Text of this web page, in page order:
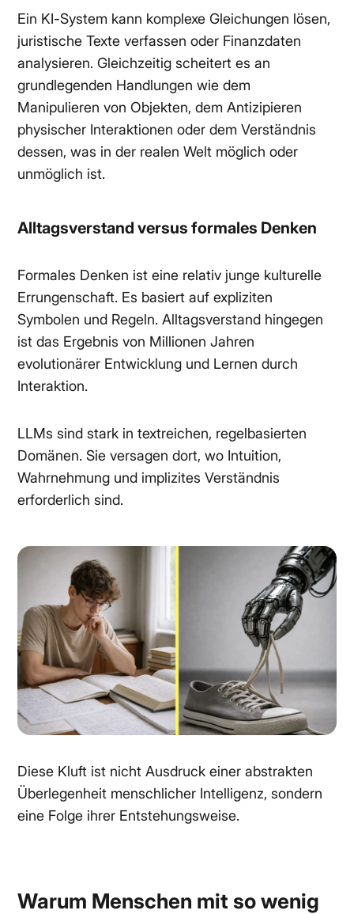
Ein KI-System kann komplexe Gleichungen lösen,
juristische Texte verfassen oder Finanzdaten
analysieren. Gleichzeitig scheitert es an
grundlegenden Handlungen wie dem
Manipulieren von Objekten, dem Antizipieren
physischer Interaktionen oder dem Verständnis
dessen, was in der realen Welt möglich oder
unmöglich ist.
Alltagsverstand versus formales Denken
Formales Denken ist eine relativ junge kulturelle
Errungenschaft. Es basiert auf expliziten
Symbolen und Regeln. Alltagsverstand hingegen
ist das Ergebnis von Millionen Jahren
evolutionärer Entwicklung und Lernen durch
Interaktion.
LLMs sind stark in textreichen, regelbasierten
Domänen. Sie versagen dort, wo Intuition,
Wahrnehmung und implizites Verständnis
erforderlich sind.
Diese Kluft ist nicht Ausdruck einer abstrakten
Überlegenheit menschlicher Intelligenz, sondern
eine Folge ihrer Entstehungsweise.
Warum Menschen mit so wenig